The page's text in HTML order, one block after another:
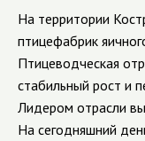
На территории
птицефабрик
Птицеводческая
стабильный рост и
Лидером отрасли
На сегодняшний